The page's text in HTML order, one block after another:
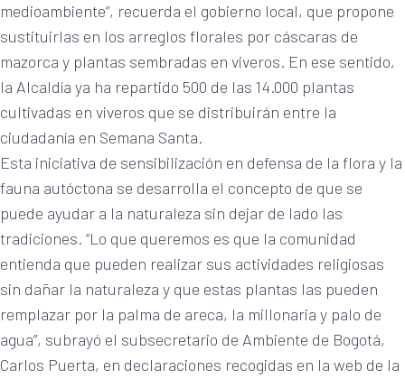
medioambiente”, recuerda el gobierno local, que propone
sustituirlas en los arreglos florales por cáscaras de
mazorca y plantas sembradas en viveros. En ese sentido,
la Alcaldía ya ha repartido 500 de las 14.000 plantas
cultivadas en viveros que se distribuirán entre la
ciudadanía en Semana Santa.
Esta iniciativa de sensibilización en defensa de la flora y la
fauna autóctona se desarrolla el concepto de que se
puede ayudar a la naturaleza sin dejar de lado las
tradiciones. “Lo que queremos es que la comunidad
entienda que pueden realizar sus actividades religiosas
sin dañar la naturaleza y que estas plantas las pueden
remplazar por la palma de areca, la millonaria y palo de
agua”, subrayó el subsecretario de Ambiente de Bogotá,
Carlos Puerta, en declaraciones recogidas en la web de la